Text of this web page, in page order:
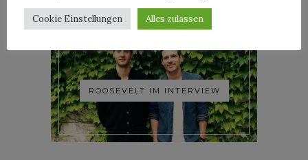
ROOSEVELT IM INTERVIEW
Cookie Einstellungen Alles zulassen